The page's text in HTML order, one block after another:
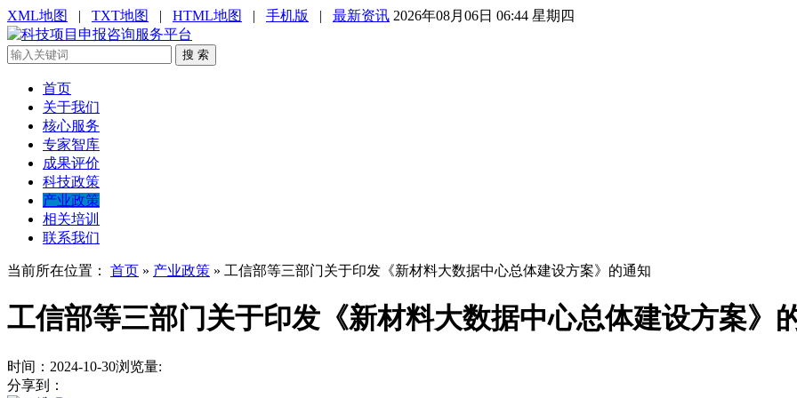
XML地图 | TXT地图 | HTML地图 | 手机版 | 最新资讯 2026年08月06日 06:44 星期四
搜 索
首页
关于我们
核心服务
专家智库
成果评价
科技政策
产业政策
相关培训
联系我们
当前所在位置： 首页 » 产业政策 » 工信部等三部门关于印发《新材料大数据中心总体建设方案》的通知
工信部等三部门关于印发《新材料大数据中心总体建设方案》
时间：2024-10-30浏览量:
分享到：